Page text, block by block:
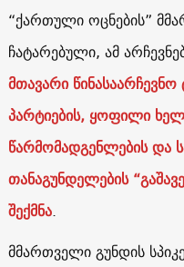
“ქართული ოცნების”
ჩატარებული, ამ
მთავარი
პარტიების, ყოფილი
წარმომადგენლების და
თანაგუნდელების
შექმნა.
მმართველი გუნდის